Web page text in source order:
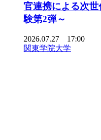
官連携による次
験第2弾～
2026.07.27 17:00
関東学院大学